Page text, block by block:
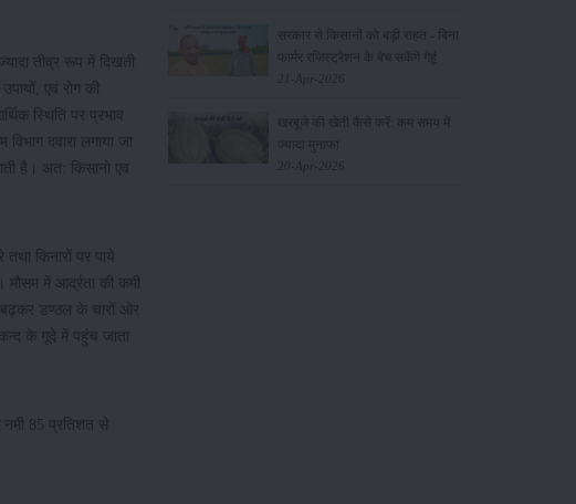
तीव्र रूप में दिखती
एवं रोग की
स्थिति पर प्रभाव
दवारा लगाया जा
है। अत: किसानो एव
किनारों पर पाये
में आर्द्रता की कमी
बढ़कर डण्ठल के चारों ओर
के गूदे में पहुंच जाता
नमी 85 प्रतिशत से
सरकार से किसानों को बड़ी राहत - बिना
फार्मर रजिस्ट्रेशन के बेच सकेंगे गेहूं
21-Apr-2026
खरबूजे की खेती कैसे करें: कम समय में
ज्यादा मुनाफा
20-Apr-2026